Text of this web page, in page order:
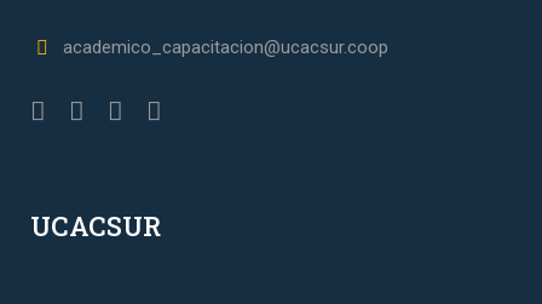
academico_capacitacion@ucacsur.coop
UCACSUR